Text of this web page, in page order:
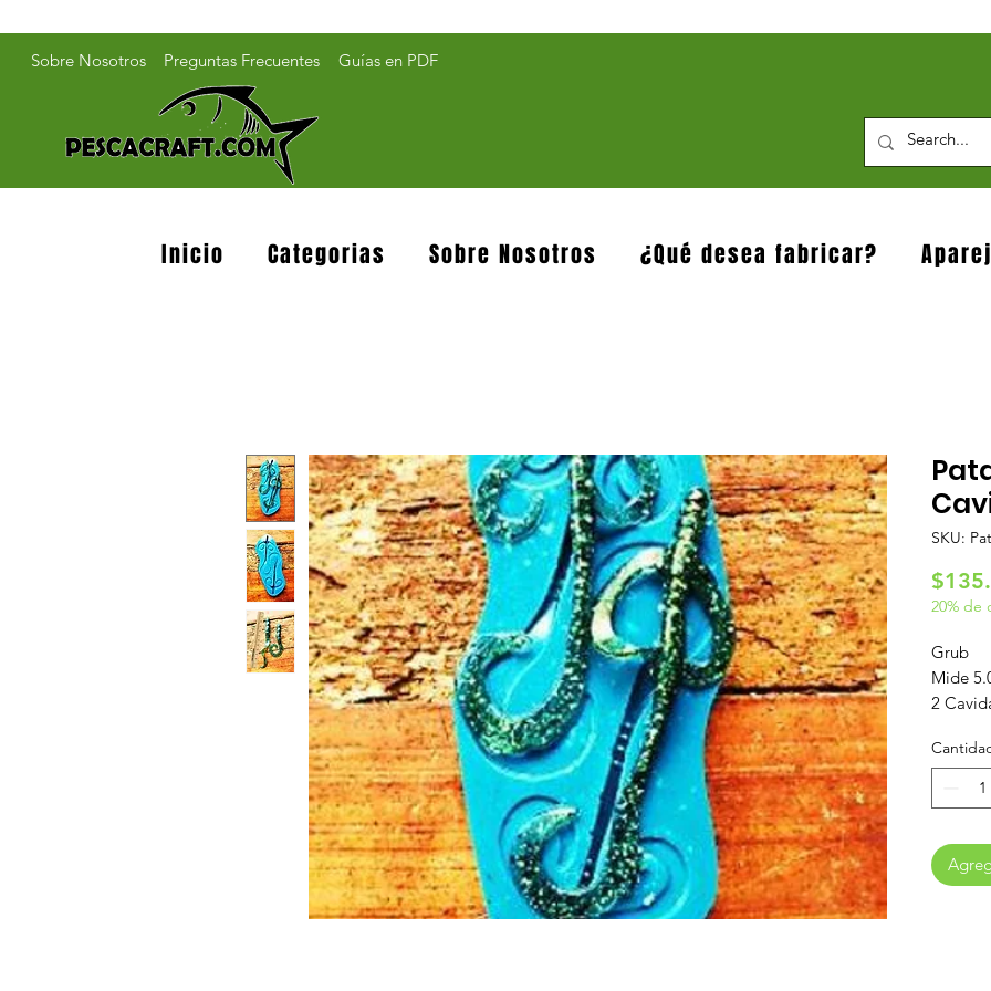
Sobre Nosotros Preguntas Frecuentes
Guías en PDF
Inicio Categorias Sobre Nosotros ¿Qué desea fabricar?
SKU:
20% de
Grub
Mide
2
No
aplicar